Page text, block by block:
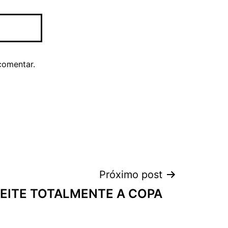
Próximo post
TOTALMENTE A COPA